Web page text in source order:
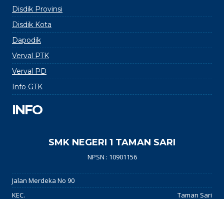
Disdik Provinsi
Disdik Kota
Dapodik
Verval PTK
Verval PD
Info GTK
INFO
SMK NEGERI 1 TAMAN SARI
NPSN : 10901156
Jalan Merdeka No 90
KEC.
Taman Sari